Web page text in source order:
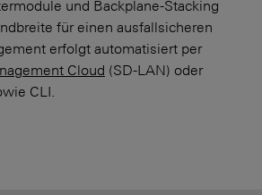
und Backplane-Stacking
für einen ausfallsicheren
erfolgt automatisiert per
Cloud (SD-LAN) oder
CLI.